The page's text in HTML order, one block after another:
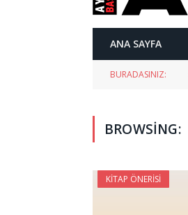
ANA SAYFA
BURADASINIZ:
BROWSING:
KITAP ÖNERISI